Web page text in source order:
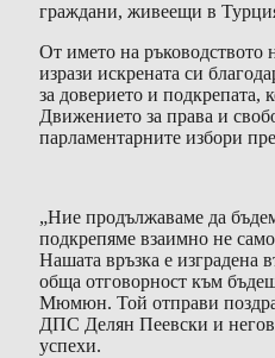
граждани, живеещи в
От името на
изрази искрената си
за доверието и подкрепата,
Движението за права и
парламентарните избори
„Ние продължаваме да
подкрепяме взаимно не
Нашата връзка е изградена
обща отговорност към
Мюмюн. Той отправи
ДПС Делян Пеевски и
успехи.